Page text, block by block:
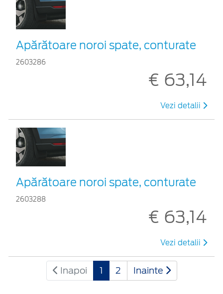
Apărătoare noroi spate, conturate
2603286
€ 63,14
Vezi detalii
Apărătoare noroi spate, conturate
2603288
€ 63,14
Vezi detalii
Inapoi 1 2 Inainte